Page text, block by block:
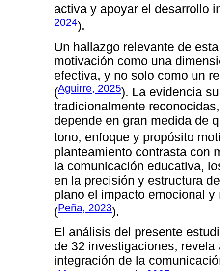
activa y apoyar el desarrollo
2024).
Un hallazgo relevante de
motivación como una
efectiva, y no solo como un
(Aguirre, 2025). La evidencia
tradicionalmente
depende en gran medida de
tono, enfoque y propósito
planteamiento contrasta con
la comunicación educativa,
en la precisión y estructura
plano el impacto emocional
(Peña, 2023).
El análisis del presente
de 32 investigaciones,
integración de la